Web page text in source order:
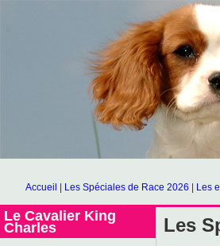
Accueil Les Spéciales de Race 2026 Les
Le Cavalier King
Charles Les